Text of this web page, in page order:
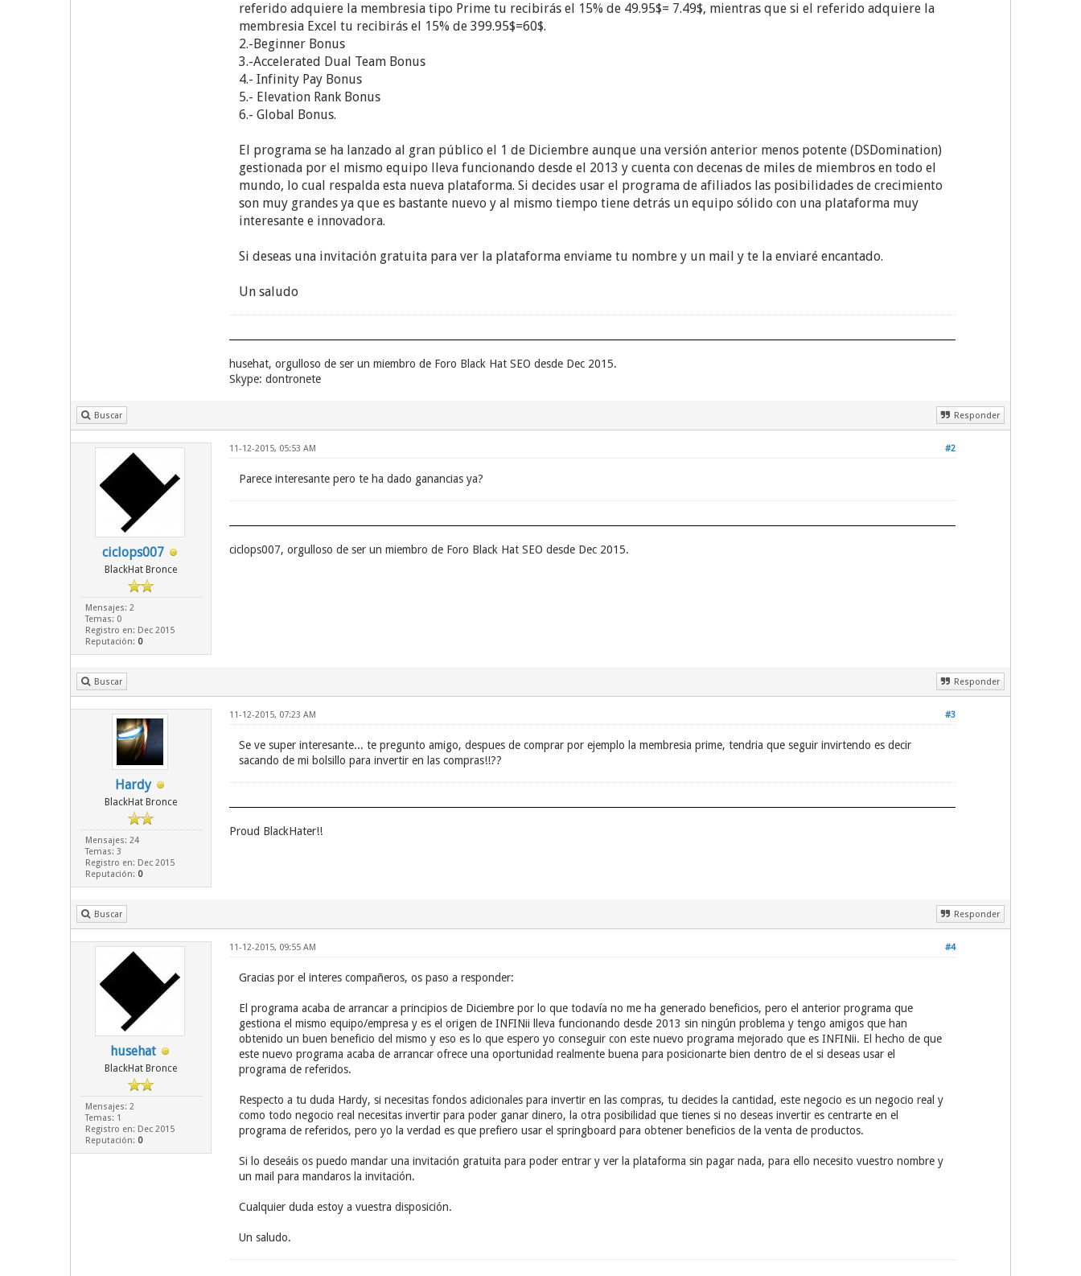
referido adquiere la membresia tipo Prime tu recibirás el 15% de 49.95$= 7.49$, mientras que si el referido adquiere la
membresia Excel tu recibirás el 15% de 399.95$=60$.
2.-Beginner Bonus
3.-Accelerated Dual Team Bonus
4.- Infinity Pay Bonus
5.- Elevation Rank Bonus
6.- Global Bonus.
El programa se ha lanzado al gran público el 1 de Diciembre aunque una versión anterior menos potente (DSDomination)
gestionada por el mismo equipo lleva funcionando desde el 2013 y cuenta con decenas de miles de miembros en todo el
mundo, lo cual respalda esta nueva plataforma. Si decides usar el programa de afiliados las posibilidades de crecimiento
son muy grandes ya que es bastante nuevo y al mismo tiempo tiene detrás un equipo sólido con una plataforma muy
interesante e innovadora.
Si deseas una invitación gratuita para ver la plataforma enviame tu nombre y un mail y te la enviaré encantado.
Un saludo
husehat, orgulloso de ser un miembro de Foro Black Hat SEO desde Dec 2015.
Skype: dontronete
Buscar Responder
ciclops007
BlackHat Bronce
Mensajes: 2
Temas: 0
Registro en: Dec 2015
Reputación: 0
#2
11-12-2015, 05:53 AM
Parece interesante pero te ha dado ganancias ya?
ciclops007, orgulloso de ser un miembro de Foro Black Hat SEO desde Dec 2015.
Buscar Responder
Hardy
BlackHat Bronce
Mensajes: 24
Temas: 3
Registro en: Dec 2015
Reputación: 0
#3
11-12-2015, 07:23 AM
Se ve super interesante... te pregunto amigo, despues de comprar por ejemplo la membresia prime, tendria que seguir invirtendo es decir
sacando de mi bolsillo para invertir en las compras!!??
Proud BlackHater!!
Buscar Responder
husehat
BlackHat Bronce
Mensajes: 2
Temas: 1
Registro en: Dec 2015
Reputación: 0
#4
11-12-2015, 09:55 AM
Gracias por el interes compañeros, os paso a responder:
El programa acaba de arrancar a principios de Diciembre por lo que todavía no me ha generado beneficios, pero el anterior programa que
gestiona el mismo equipo/empresa y es el origen de INFINii lleva funcionando desde 2013 sin ningún problema y tengo amigos que han
obtenido un buen beneficio del mismo y eso es lo que espero yo conseguir con este nuevo programa mejorado que es INFINii. El hecho de que
este nuevo programa acaba de arrancar ofrece una oportunidad realmente buena para posicionarte bien dentro de el si deseas usar el
programa de referidos.
Respecto a tu duda Hardy, si necesitas fondos adicionales para invertir en las compras, tu decides la cantidad, este negocio es un negocio real y
como todo negocio real necesitas invertir para poder ganar dinero, la otra posibilidad que tienes si no deseas invertir es centrarte en el
programa de referidos, pero yo la verdad es que prefiero usar el springboard para obtener beneficios de la venta de productos.
Si lo deseáis os puedo mandar una invitación gratuita para poder entrar y ver la plataforma sin pagar nada, para ello necesito vuestro nombre y
un mail para mandaros la invitación.
Cualquier duda estoy a vuestra disposición.
Un saludo.